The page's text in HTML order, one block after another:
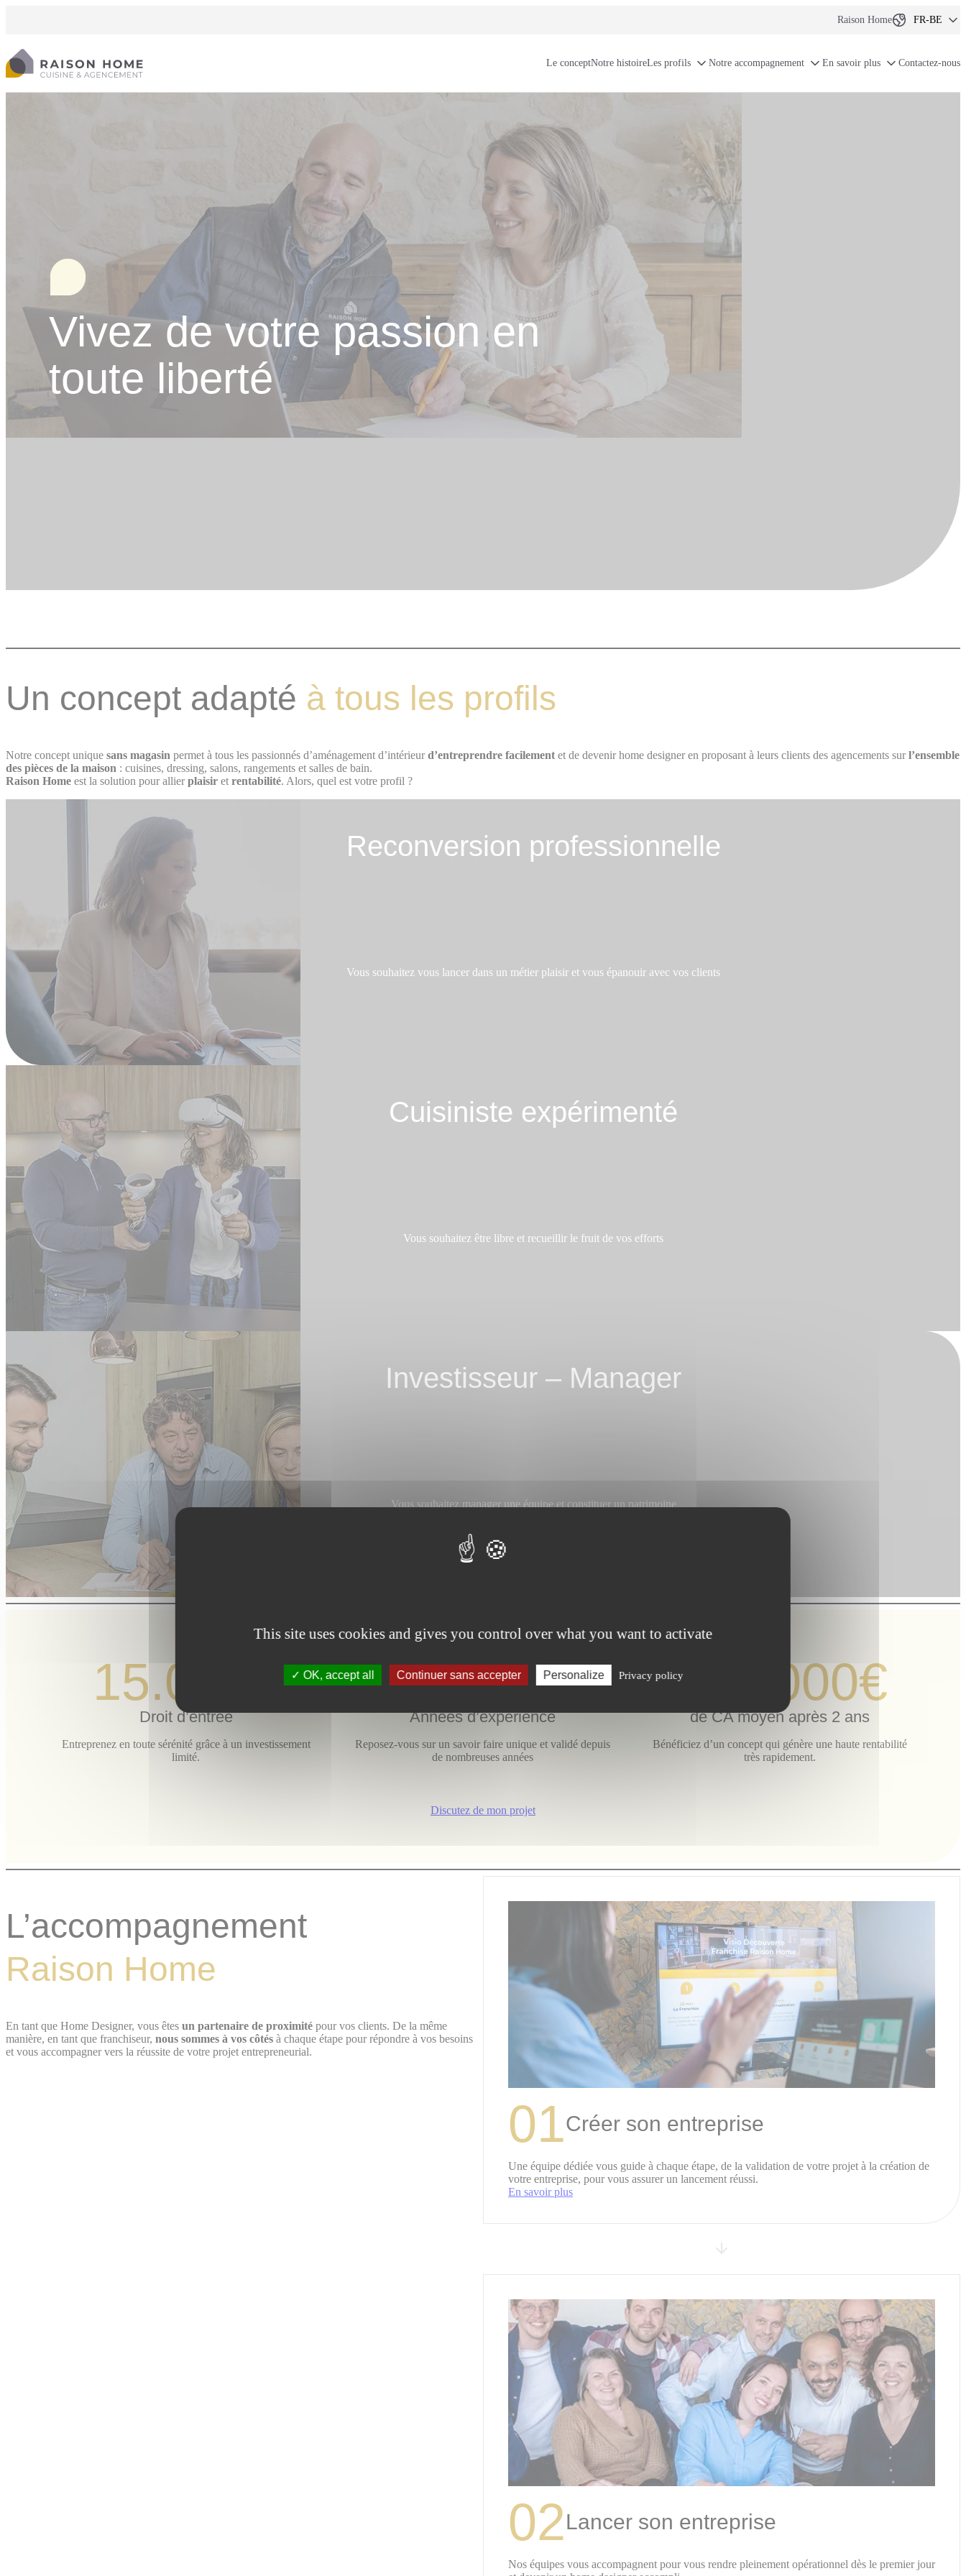
This site uses cookies and gives you control over what you want to activate
OK, accept all Continuer sans accepter Personalize Privacy policy
Raison Home FR-BE
Le conceptNotre histoireLes profils Notre accompagnement En savoir plus Contactez-nous
Vivez de votre passion en
toute liberté
Un concept adapté à tous les profils
Notre concept unique sans magasin permet à tous les passionnés d’aménagement d’intérieur d’entreprendre facilement et de devenir home designer en proposant à leurs clients des agencements sur l’ensemble
des pièces de la maison : cuisines, dressing, salons, rangements et salles de bain.
Raison Home est la solution pour allier plaisir et rentabilité. Alors, quel est votre profil ?
Reconversion professionnelle
Vous souhaitez vous lancer dans un métier plaisir et vous épanouir avec vos clients
Cuisiniste expérimenté
Vous souhaitez être libre et recueillir le fruit de vos efforts
Investisseur – Manager
Vous souhaitez manager une équipe et constituer un patrimoine
15.000€
Droit d’entrée
Entreprenez en toute sérénité grâce à un investissement
limité.
25
Années d’expérience
Reposez-vous sur un savoir faire unique et validé depuis
de nombreuses années
350.000€
de CA moyen après 2 ans
Bénéficiez d’un concept qui génère une haute rentabilité
très rapidement.
Discutez de mon projet
L’accompagnement
Raison Home
En tant que Home Designer, vous êtes un partenaire de proximité pour vos clients. De la même
manière, en tant que franchiseur, nous sommes à vos côtés à chaque étape pour répondre à vos besoins
et vous accompagner vers la réussite de votre projet entrepreneurial.
01Créer son entreprise
Une équipe dédiée vous guide à chaque étape, de la validation de votre projet à la création de
votre entreprise, pour vous assurer un lancement réussi.
En savoir plus
02Lancer son entreprise
Nos équipes vous accompagnent pour vous rendre pleinement opérationnel dès le premier jour